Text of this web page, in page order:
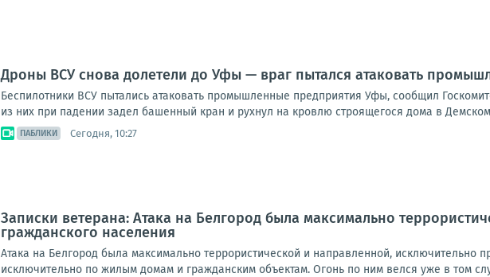
Дроны ВСУ снова долетели до Уфы — враг пытался атаковать
Беспилотники ВСУ пытались атаковать промышленные предприятия Уфы, сообщил
из них при падении задел башенный кран и рухнул на кровлю строящегося дома в
ПАБЛИКИ Сегодня, 10:27
Записки ветерана: Атака на Белгород была максимально
гражданского населения
Атака на Белгород была максимально террористической и направленной, исключительно
исключительно по жилым домам и гражданским объектам. Огонь по ним велся уже в том